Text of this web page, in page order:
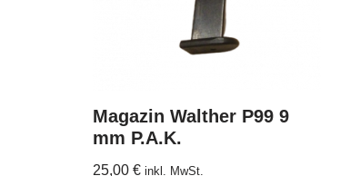
Magazin Walther P99 9
mm P.A.K.
25,00 € inkl. MwSt.